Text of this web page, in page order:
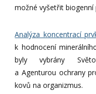
možné vyšetřit biogenní
Analýza koncentrací
k hodnocení
byly vybrány
a Agenturou ochrany
kovů na organizmus.